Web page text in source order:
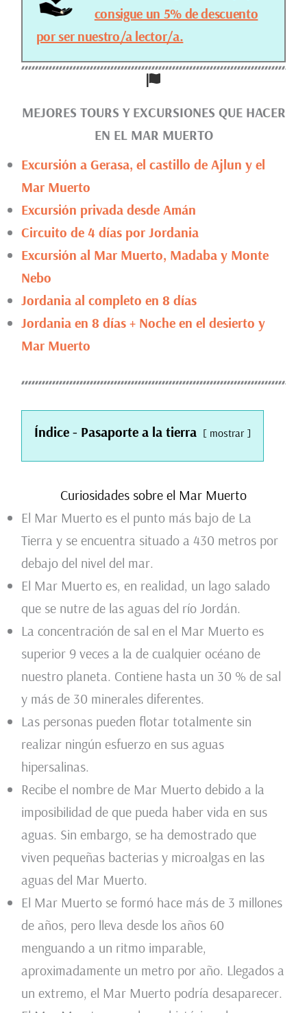
consigue un 5% de descuento
por ser nuestro/a lector/a.
MEJORES TOURS Y EXCURSIONES QUE HACER
EN EL MAR MUERTO
Excursión a Gerasa, el castillo de Ajlun y el
Mar Muerto
Excursión privada desde Amán
Circuito de 4 días por Jordania
Excursión al Mar Muerto, Madaba y Monte
Nebo
Jordania al completo en 8 días
Jordania en 8 días + Noche en el desierto y
Mar Muerto
Índice - Pasaporte a la tierra mostrar
Curiosidades sobre el Mar Muerto
El Mar Muerto es el punto más bajo de La
Tierra y se encuentra situado a 430 metros por
debajo del nivel del mar.
El Mar Muerto es, en realidad, un lago salado
que se nutre de las aguas del río Jordán.
La concentración de sal en el Mar Muerto es
superior 9 veces a la de cualquier océano de
nuestro planeta. Contiene hasta un 30 % de sal
y más de 30 minerales diferentes.
Las personas pueden flotar totalmente sin
realizar ningún esfuerzo en sus aguas
hipersalinas.
Recibe el nombre de Mar Muerto debido a la
imposibilidad de que pueda haber vida en sus
aguas. Sin embargo, se ha demostrado que
viven pequeñas bacterias y microalgas en las
aguas del Mar Muerto.
El Mar Muerto se formó hace más de 3 millones
de años, pero lleva desde los años 60
menguando a un ritmo imparable,
aproximadamente un metro por año. Llegados a
un extremo, el Mar Muerto podría desaparecer.